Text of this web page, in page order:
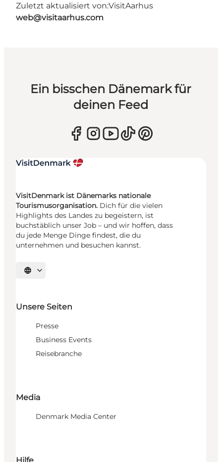
Zuletzt aktualisiert von:VisitAarhus
web@visitaarhus.com
Ein bisschen Dänemark für
deinen Feed
VisitDenmark ist Dänemarks nationale
Tourismusorganisation. Dich für die vielen
Highlights des Landes zu begeistern, ist
buchstäblich unser Job – und wir hoffen, dass
du jede Menge Dinge findest, die du
unternehmen und besuchen kannst.
Sprache auswählen
Unsere Seiten
Presse
Business Events
Reisebranche
Media
Denmark Media Center